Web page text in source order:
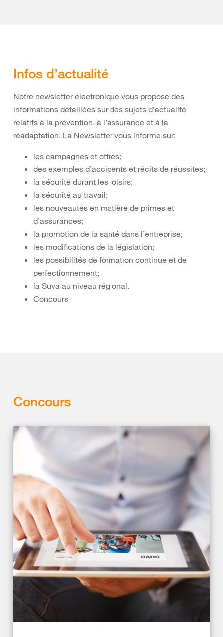
Infos d’actualité
Notre newsletter électronique vous propose des
informations détaillées sur des sujets d’actualité
relatifs à la prévention, à l’assurance et à la
réadaptation. La Newsletter vous informe sur:
les campagnes et offres;
des exemples d’accidents et récits de réussites;
la sécurité durant les loisirs;
la sécurité au travail;
les nouveautés en matière de primes et
d’assurances;
la promotion de la santé dans l’entreprise;
les modifications de la législation;
les possibilités de formation continue et de
perfectionnement;
la Suva au niveau régional.
Concours
Concours